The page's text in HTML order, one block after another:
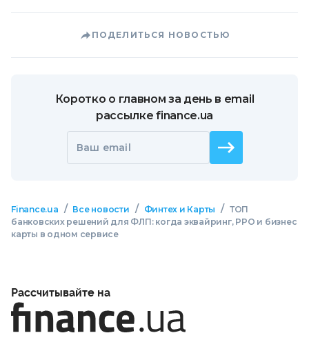
ПОДЕЛИТЬСЯ НОВОСТЬЮ
Коротко о главном за день в email
рассылке finance.ua
Ваш email
Finance.ua / Все новости / Финтех и Карты / ТОП
банковских решений для ФЛП: когда эквайринг, РРО и бизнес
карты в одном сервисе
Рассчитывайте на